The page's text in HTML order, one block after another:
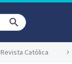
Revista Católica